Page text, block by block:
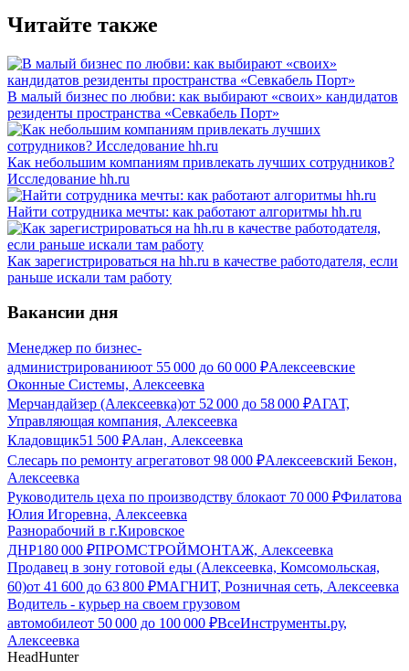
Читайте также
В малый бизнес по любви: как выбирают «своих» кандидатов
резиденты пространства «Севкабель Порт»
Как небольшим компаниям привлекать лучших сотрудников?
Исследование hh.ru
Найти сотрудника мечты: как работают алгоритмы hh.ru
Как зарегистрироваться на hh.ru в качестве работодателя, если
раньше искали там работу
Вакансии дня
Менеджер по бизнес-
администрированиюот 55 000 до 60 000 ₽Алексеевские
Оконные Системы, Алексеевка
Мерчандайзер (Алексеевка)от 52 000 до 58 000 ₽АГАТ,
Управляющая компания, Алексеевка
Кладовщик51 500 ₽Алан, Алексеевка
Слесарь по ремонту агрегатовот 98 000 ₽Алексеевский Бекон,
Алексеевка
Руководитель цеха по производству блокаот 70 000 ₽Филатова
Юлия Игоревна, Алексеевка
Разнорабочий в г.Кировское
ДНР180 000 ₽ПРОМСТРОЙМОНТАЖ, Алексеевка
Продавец в зону готовой еды (Алексеевка, Комсомольская,
60)от 41 600 до 63 800 ₽МАГНИТ, Розничная сеть, Алексеевка
Водитель - курьер на своем грузовом
автомобилеот 50 000 до 100 000 ₽ВсеИнструменты.ру,
Алексеевка
HeadHunter